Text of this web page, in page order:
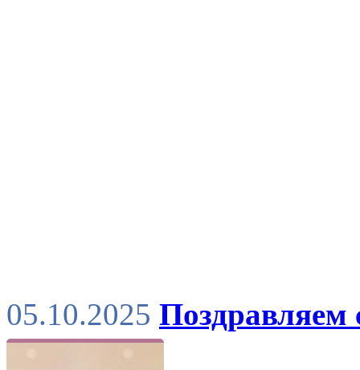
05.10.2025 Поздравляем